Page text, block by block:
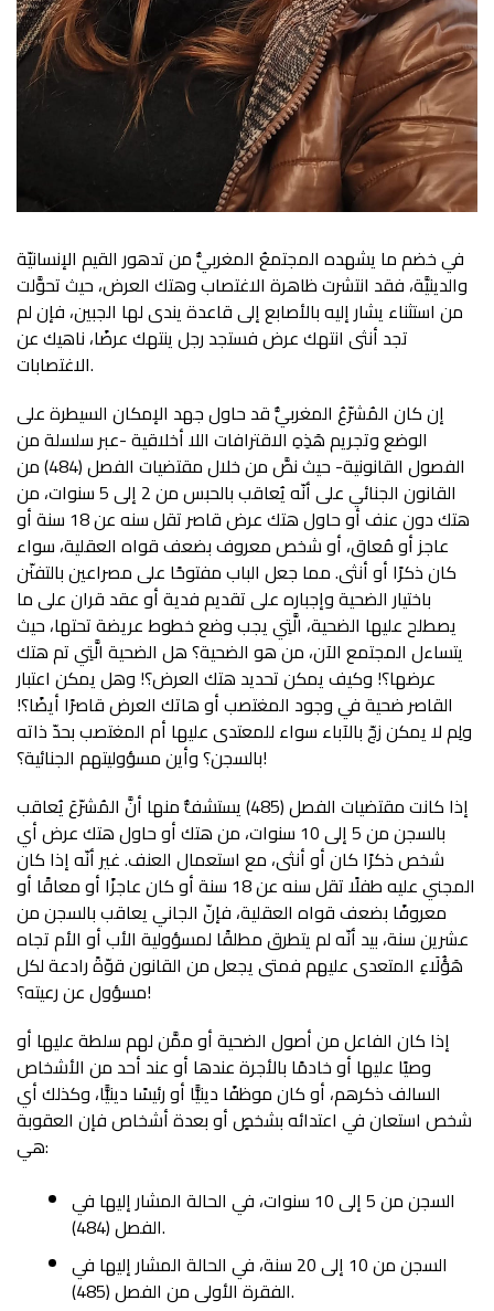
في خضم ما يشهده المجتمعُ المغربيُّ من تدهور القيم الإنسانيّة
والدينيَّة، فقد انتشرت ظاهرة الاغتصاب وهتك العرض، حيث تحوَّلت
من استثناء يشار إليه بالأصابع إلى قاعدة يندى لها الجبين، فإن لم
تجد أنثى انتهك عرض فستجد رجل ينتهك عرضًا، ناهيك عن
الاغتصابات.
إن كان المُشرّعُ المغربيُّ قد حاول جهد الإمكان السيطرة على
الوضع وتجريم هَذِهِ الاقترافات اللا أخلاقية -عبر سلسلة من
الفصول القانونية- حيث نصَّ من خلال مقتضيات الفصل (484) من
القانون الجنائي على أنّه يُعاقب بالحبس من 2 إلى 5 سنوات، من
هتك دون عنف أو حاول هتك عرض قاصر تقل سنه عن 18 سنة أو
عاجز أو مُعاق، أو شخص معروف بضعف قواه العقلية، سواء
كان ذكرًا أو أنثى. مما جعل الباب مفتوحًا على مصراعين بالتفنّن
باختيار الضحية وإجباره على تقديم فدية أو عقد قران على ما
يصطلح عليها الضحية، الَّتِي يجب وضع خطوط عريضة تحتها، حيث
يتساءل المجتمع الآن، من هو الضحية؟ هل الضحية الَّتِي تم هتك
عرضها؟! وكيف يمكن تحديد هتك العرض؟! وهل يمكن اعتبار
القاصر ضحية في وجود المغتصب أو هاتك العرض قاصرًا أيضًا؟!
ولِم لا يمكن زجّ بالآباء سواء للمعتدى عليها أم المغتصب بحدّ ذاته
بالسجن؟ وأين مسؤوليتهم الجنائية؟!
إذا كانت مقتضيات الفصل (485) يستشفُّ منها أنَّ المُشرّعَ يُعاقب
بالسجن من 5 إلى 10 سنوات، من هتك أو حاول هتك عرض أي
شخص ذكرًا كان أو أنثى، مع استعمال العنف. غير أنّه إذا كان
المجني عليه طفلًا تقل سنه عن 18 سنة أو كان عاجزًا أو معاقًا أو
معروفًا بضعف قواه العقلية، فإنّ الجاني يعاقب بالسجن من
عشرين سنة، بيد أنّه لم يتطرق مطلقًا لمسؤولية الأب أو الأم تجاه
هَؤُلَاءِ المتعدى عليهم فمتى يجعل من القانون قوّةً رادعة لكل
مسؤول عن رعيته؟!
إذا كان الفاعل من أصول الضحية أو ممَّن لهم سلطة عليها أو
وصيًا عليها أو خادمًا بالأجرة عندها أو عند أحد من الأشخاص
السالف ذكرهم، أو كان موظفًا دينيًّا أو رئيسًا دينيًّا، وكذلك أي
شخص استعان في اعتدائه بشخصٍ أو بعدة أشخاص فإن العقوبة
هي:
السجن من 5 إلى 10 سنوات، في الحالة المشار إليها في
الفصل (484).
السجن من 10 إلى 20 سنة، في الحالة المشار إليها في
الفقرة الأولى من الفصل (485).